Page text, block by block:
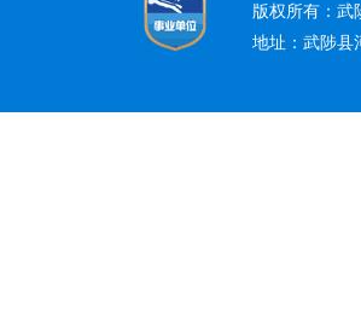
版权所有：武
地址：武陟县